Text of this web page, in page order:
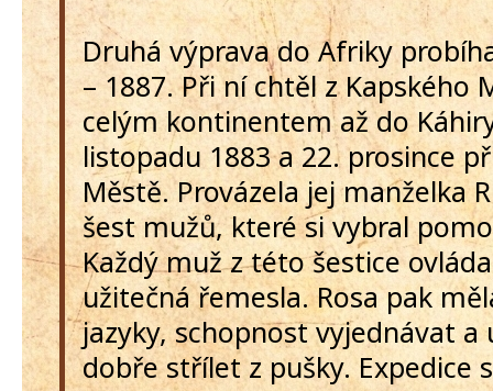
Druhá výprava do Afriky
– 1887. Při ní chtěl z Kapského
celým kontinentem až do
listopadu 1883 a 22. prosince
Městě. Provázela jej manželka
šest mužů, které si vybral
Každý muž z této šestice
užitečná řemesla. Rosa pak
jazyky, schopnost vyjednávat a
dobře střílet z pušky. Expedice